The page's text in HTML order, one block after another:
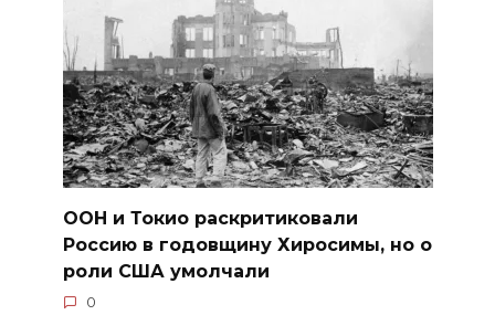
ООН и Токио раскритиковали
Россию в годовщину Хиросимы, но о
роли США умолчали
0